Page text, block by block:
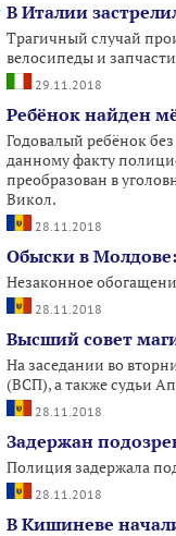
В Италии
Трагичный случай
велосипеды и
29.11.2018
Ребёнок найден
Годовалый ребёнок
данному факту
преобразован в
Викол.
28.11.2018
Обыски в
Незаконное
28.11.2018
Высший совет
На заседании во
(ВСП), а также судьи
28.11.2018
Задержан
Полиция задержала
28.11.2018
В Кишиневе